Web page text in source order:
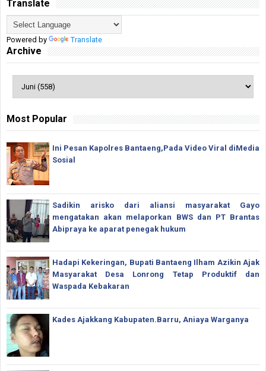
Translate
Powered by Translate
Archive
Most Popular
Ini Pesan Kapolres Bantaeng,Pada Video Viral diMedia
Sosial
Sadikin arisko dari aliansi masyarakat Gayo
mengatakan akan melaporkan BWS dan PT Brantas
Abipraya ke aparat penegak hukum
Hadapi Kekeringan, Bupati Bantaeng Ilham Azikin Ajak
Masyarakat Desa Lonrong Tetap Produktif dan
Waspada Kebakaran
Kades Ajakkang Kabupaten.Barru, Aniaya Warganya